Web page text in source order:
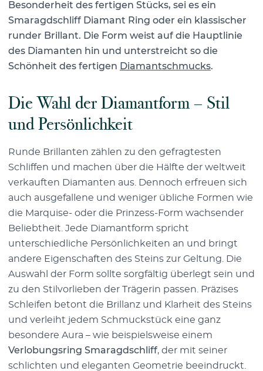
Besonderheit des fertigen Stücks, sei es ein
Smaragdschliff Diamant Ring oder ein klassischer
runder Brillant. Die Form weist auf die Hauptlinie
des Diamanten hin und unterstreicht so die
Schönheit des fertigen Diamantschmucks.
Die Wahl der Diamantform – Stil
und Persönlichkeit
Runde Brillanten zählen zu den gefragtesten
Schliffen und machen über die Hälfte der weltweit
verkauften Diamanten aus. Dennoch erfreuen sich
auch ausgefallene und weniger übliche Formen wie
die Marquise- oder die Prinzess-Form wachsender
Beliebtheit. Jede Diamantform spricht
unterschiedliche Persönlichkeiten an und bringt
andere Eigenschaften des Steins zur Geltung. Die
Auswahl der Form sollte sorgfältig überlegt sein und
zu den Stilvorlieben der Trägerin passen. Präzises
Schleifen betont die Brillanz und Klarheit des Steins
und verleiht jedem Schmuckstück eine ganz
besondere Aura – wie beispielsweise einem
Verlobungsring Smaragdschliff, der mit seiner
schlichten und eleganten Geometrie beeindruckt.